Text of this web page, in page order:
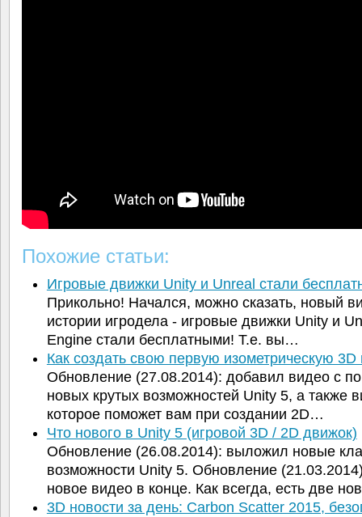
Похожие статьи:
Игровые движки Unity и Unreal стали
Прикольно! Начался, можно сказать, новый
истории игродела - игровые движки Unity и
Engine стали бесплатными! Т.е. вы…
Как создать свою первую изометрическую
Обновление (27.08.2014): добавил видео с
новых крутых возможностей Unity 5, а также
которое поможет вам при создании 2D…
Что нового в Unity 5 (игровой 3D / 2D движок)
Обновление (26.08.2014): выложил новые
возможности Unity 5. Обновление
новое видео в конце. Как всегда, есть две
3D новости за день: Carbon Scatter 2015,